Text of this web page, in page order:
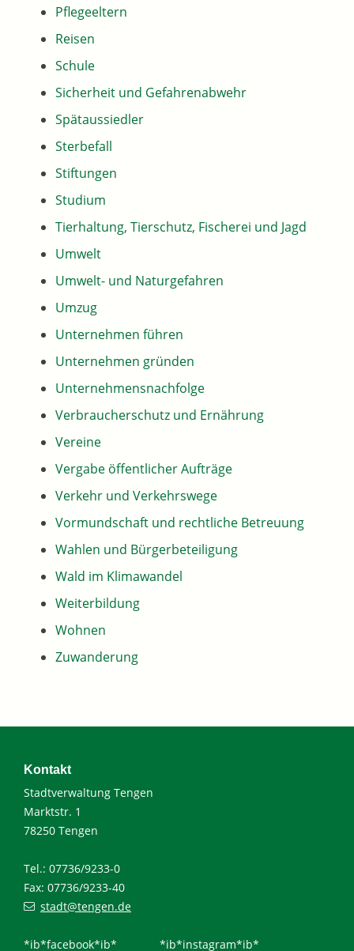
Pflegeeltern
Reisen
Schule
Sicherheit und Gefahrenabwehr
Spätaussiedler
Sterbefall
Stiftungen
Studium
Tierhaltung, Tierschutz, Fischerei und Jagd
Umwelt
Umwelt- und Naturgefahren
Umzug
Unternehmen führen
Unternehmen gründen
Unternehmensnachfolge
Verbraucherschutz und Ernährung
Vereine
Vergabe öffentlicher Aufträge
Verkehr und Verkehrswege
Vormundschaft und rechtliche Betreuung
Wahlen und Bürgerbeteiligung
Wald im Klimawandel
Weiterbildung
Wohnen
Zuwanderung
Kontakt
Stadtverwaltung Tengen
Marktstr. 1
78250 Tengen
Tel.: 07736/9233-0
Fax: 07736/9233-40
stadt@tengen.de
*ib*facebook*ib*
*ib*instagram*ib*